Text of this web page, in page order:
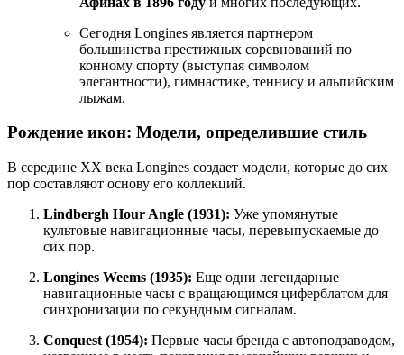
Сегодня Longines является партнером
большинства престижных соревнований по
конному спорту (выступая символом
элегантности), гимнастике, теннису и альпийским
лыжам.
Рождение икон: Модели, определившие стиль
В середине XX века Longines создает модели, которые до сих
пор составляют основу его коллекций.
Lindbergh Hour Angle (1931): Уже упомянутые
культовые навигационные часы, перевыпускаемые до
сих пор.
Longines Weems (1935): Еще одни легендарные
навигационные часы с вращающимся циферблатом для
синхронизации по секундным сигналам.
Conquest (1954): Первые часы бренда с автоподзаводом,